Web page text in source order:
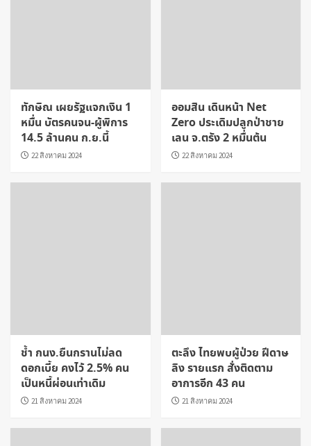
ทักษิณ เผยรัฐแจกเงิน 1
หมื่น บัตรคนจน-ผู้พิการ
14.5 ล้านคน ก.ย.นี้
22 สิงหาคม 2024
ออมสิน เดินหน้า Net
Zero ประเดิมปลูกป่าชาย
เลน จ.ตรัง 2 หมื่นต้น
22 สิงหาคม 2024
ช้ำ กนง.ยืนกรานไม่ลด
ดอกเบี้ย คงไว้ 2.5% คน
เป็นหนี้ผ่อนเท่าเดิม
21 สิงหาคม 2024
ตะลึง ไทยพบผู้ป่วย ฝีดาษ
ลิง รายแรก สั่งติดตาม
อาการอีก 43 คน
21 สิงหาคม 2024